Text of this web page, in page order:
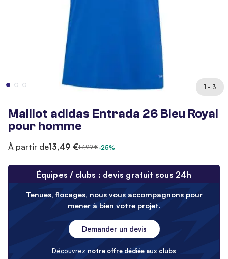
1 - 3
Maillot adidas Entrada 26 Bleu Royal
pour homme
À partir de13,49 €17,99 €-25%
Équipes / clubs : devis gratuit sous 24h
Tenues, flocages, nous vous accompagnons pour
mener à bien votre projet.
Demander un devis
Découvrez notre offre dédiée aux clubs